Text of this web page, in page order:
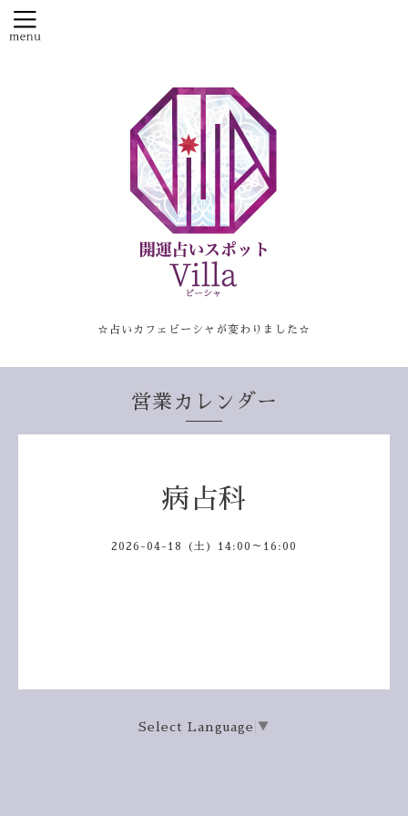
☆占いカフェビーシャが変わりました☆
営業カレンダー
病占科
2026-04-18 (土) 14:00～16:00
Select Language ▼